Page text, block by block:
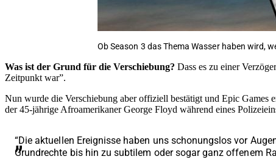
Ob Season 3 das Thema Wasser haben wird,
Was ist der Grund für die Verschiebung? Dass es zu einer
Zeitpunkt war”.
Nun wurde die Verschiebung aber offiziell bestätigt und Epic Games
der 45-jährige Afroamerikaner George Floyd während eines
“Die aktuellen Ereignisse haben uns schonungslos vor
Grundrechte bis hin zu subtilem oder sogar ganz offenem